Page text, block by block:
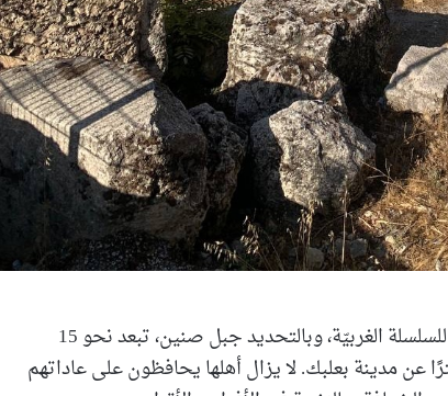
تتربع قصرنبا البلدة على المنحدر الشرقيّ للسلسلة الغربيّة، وبالتحديد جبل صنين، تبعد نحو 15
مدينة زحلة، ونحو 25 كيلومترًا عن مدينة بعلبك. لا يزال أهلها يحافظون على عاداتهم